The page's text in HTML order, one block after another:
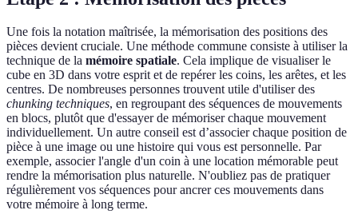
Une fois la notation maîtrisée, la mémorisation des positions des
pièces devient cruciale. Une méthode commune consiste à utiliser la
technique de la mémoire spatiale. Cela implique de visualiser le
cube en 3D dans votre esprit et de repérer les coins, les arêtes, et les
centres. De nombreuses personnes trouvent utile d'utiliser des
chunking techniques, en regroupant des séquences de mouvements
en blocs, plutôt que d'essayer de mémoriser chaque mouvement
individuellement. Un autre conseil est d’associer chaque position de
pièce à une image ou une histoire qui vous est personnelle. Par
exemple, associer l'angle d'un coin à une location mémorable peut
rendre la mémorisation plus naturelle. N'oubliez pas de pratiquer
régulièrement vos séquences pour ancrer ces mouvements dans
votre mémoire à long terme.